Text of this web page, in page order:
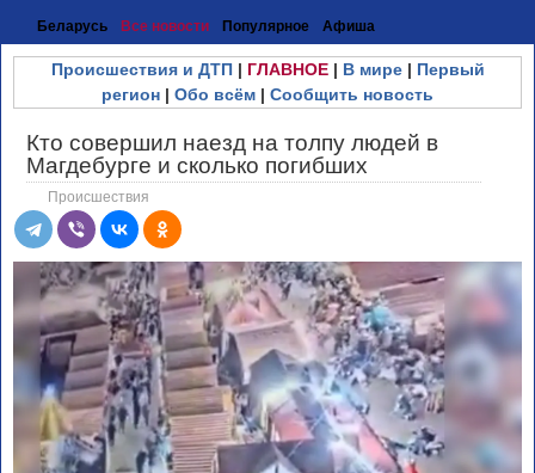
Беларусь Все новости Популярное Афиша
Происшествия и ДТП| ГЛАВНОЕ| В мире| Первый
регион | Обо всём | Сообщить новость
Кто совершил наезд на толпу людей в
Магдебурге и сколько погибших
Происшествия